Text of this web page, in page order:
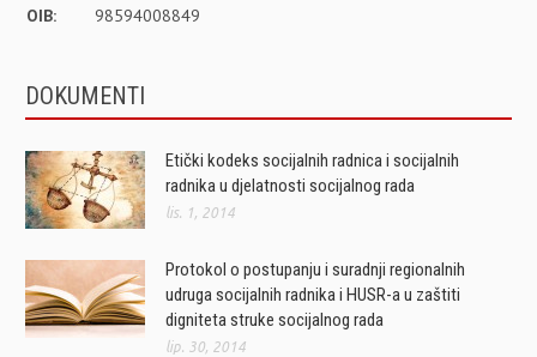
OIB:
98594008849
DOKUMENTI
Etički kodeks socijalnih radnica i socijalnih
radnika u djelatnosti socijalnog rada
lis. 1, 2014
Protokol o postupanju i suradnji regionalnih
udruga socijalnih radnika i HUSR-a u zaštiti
digniteta struke socijalnog rada
lip. 30, 2014